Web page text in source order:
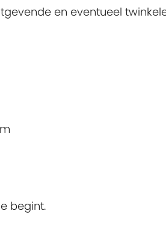
en eventueel
begint.